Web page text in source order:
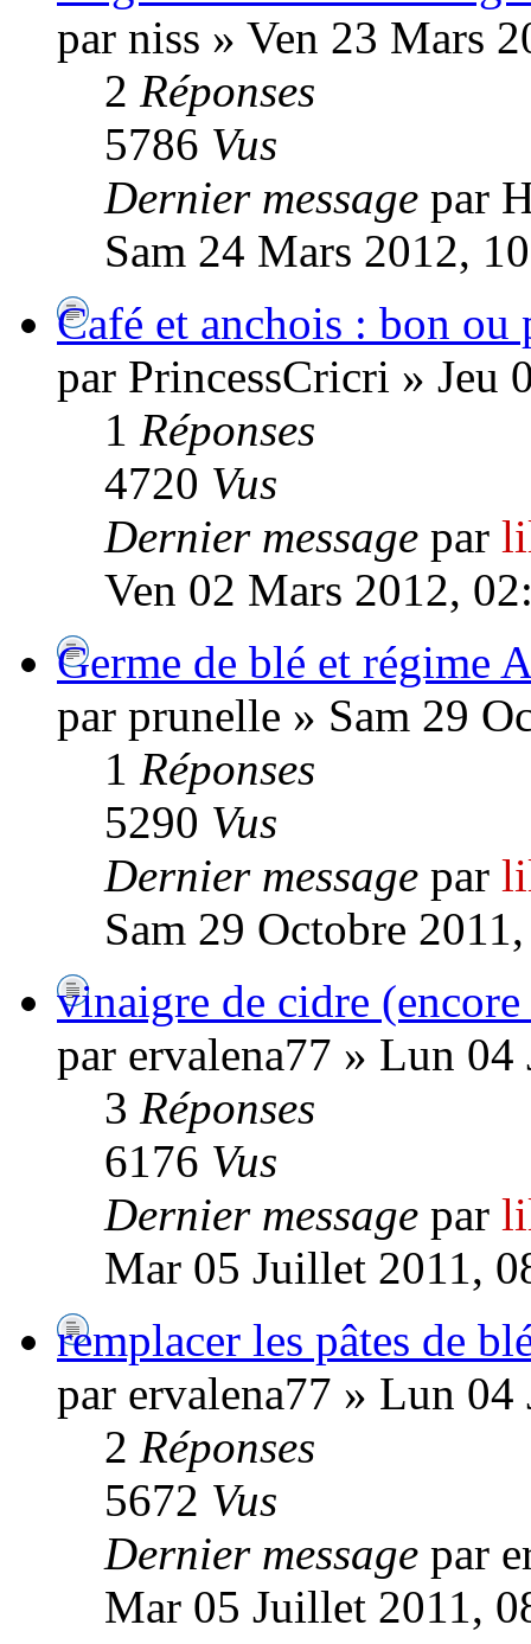
par niss » Ven 23 Mars
2 Réponses
5786 Vus
Dernier message par
Sam 24 Mars 2012,
Café et anchois : bon ou
par PrincessCricri » Jeu
1 Réponses
4720 Vus
Dernier message par
Ven 02 Mars 2012,
Germe de blé et régime
par prunelle » Sam 29
1 Réponses
5290 Vus
Dernier message par
Sam 29 Octobre
vinaigre de cidre
par ervalena77 » Lun
3 Réponses
6176 Vus
Dernier message par
Mar 05 Juillet 2011,
remplacer les pâtes de
par ervalena77 » Lun
2 Réponses
5672 Vus
Dernier message par
Mar 05 Juillet 2011,